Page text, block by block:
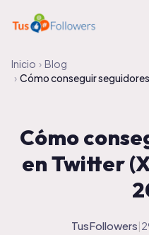
Inicio › Blog
› Cómo conseguir
Cómo
en Twitter
TusFollowers|